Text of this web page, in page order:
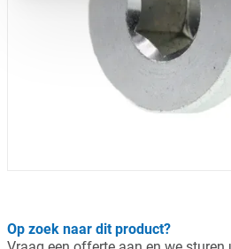
Op zoek naar dit product?